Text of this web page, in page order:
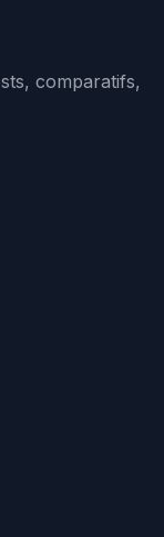
comparatifs,